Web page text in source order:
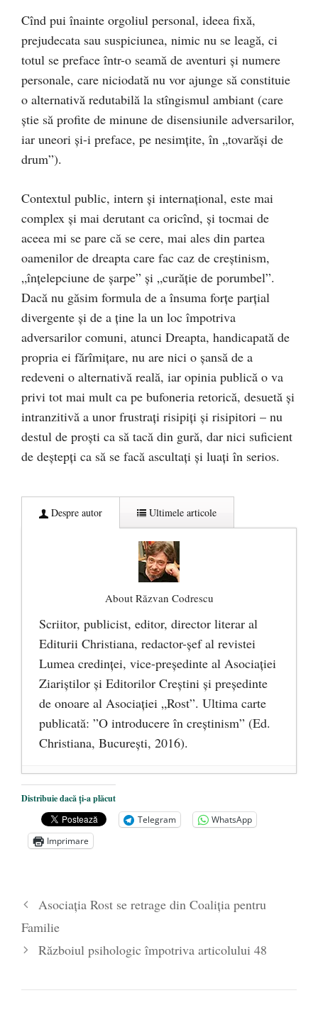
Cînd pui înainte orgoliul personal, ideea fixă,
prejudecata sau suspiciunea, nimic nu se leagă, ci
totul se preface într-o seamă de aventuri şi numere
personale, care niciodată nu vor ajunge să constituie
o alternativă redutabilă la stîngismul ambiant (care
ştie să profite de minune de disensiunile adversarilor,
iar uneori şi-i preface, pe nesimţite, în „tovarăşi de
drum”).
Contextul public, intern şi internaţional, este mai
complex şi mai derutant ca oricînd, şi tocmai de
aceea mi se pare că se cere, mai ales din partea
oamenilor de dreapta care fac caz de creştinism,
„înţelepciune de şarpe” şi „curăţie de porumbel”.
Dacă nu găsim formula de a însuma forţe parţial
divergente şi de a ţine la un loc împotriva
adversarilor comuni, atunci Dreapta, handicapată de
propria ei fărîmiţare, nu are nici o şansă de a
redeveni o alternativă reală, iar opinia publică o va
privi tot mai mult ca pe bufoneria retorică, desuetă şi
intranzitivă a unor frustraţi risipiţi şi risipitori – nu
destul de proşti ca să tacă din gură, dar nici suficient
de deştepţi ca să se facă ascultaţi şi luaţi în serios.
Despre autor Ultimele articole
About Răzvan Codrescu
Scriitor, publicist, editor, director literar al
Editurii Christiana, redactor-şef al revistei
Lumea credinţei, vice-preşedinte al Asociaţiei
Ziariştilor şi Editorilor Creştini şi preşedinte
de onoare al Asociaţiei „Rost”. Ultima carte
publicată: ”O introducere în creștinism” (Ed.
Christiana, Bucureşti, 2016).
DANA KONYA-PETRIȘOR, ÎNTRU
VEȘNICĂ POMENIRE
- 17 martie 2021
ÎNĂLȚATU-S-A! - 28 mai 2020
Sic credo – Francisco Franco (1892-1975)
Distribuie dacă ți-a plăcut
Telegram
WhatsApp
Imprimare
Asociația Rost se retrage din Coaliția pentru
Familie
Războiul psihologic împotriva articolului 48